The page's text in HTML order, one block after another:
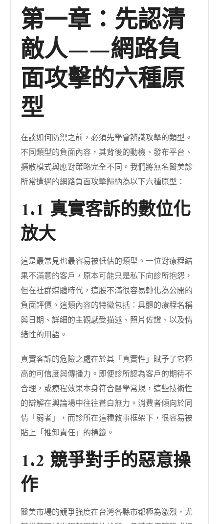
第一章：先認清
敵人——網路負
面攻擊的六種原
型
在談如何防禦之前，必須先學會辨識攻擊的類型。
不同類型的負面內容，其背後的動機、發布平台、
擴散模式與應對策略完全不同。我們將無名醫美診
所常遭遇的網路負面攻擊歸納為以下六種原型：
1.1 真實客訴的數位化
放大
這是最常見也最容易被低估的類型。一位對療程結
果不滿意的客戶，原本可能只是私下向診所抱怨，
但在社群媒體時代，這股不滿很容易轉化為公開的
負面評價。這類內容的特徵包括：具體的療程名稱
與日期、詳細的主觀感受描述、照片佐證、以及情
緒性的用語。
真實客訴的危險之處在於其「真實性」賦予了它極
高的可信度與傳播力。即便診所認為客戶的期待不
合理，或療程效果本身符合醫學常規，這些技術性
的辯解在輿論場中往往蒼白無力。消費者傾向於同
情「弱者」，而診所在這種敘事框架下，很容易被
貼上「推卸責任」的標籤。
1.2 競爭對手的惡意操
作
醫美市場的競爭強度在台灣各縣市都極為激烈，尤